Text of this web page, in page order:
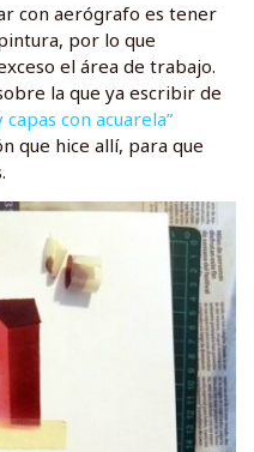
con aerógrafo es tener
por lo que
el área de trabajo.
la que ya escribir de
capas con acuarela”
que hice allí, para que